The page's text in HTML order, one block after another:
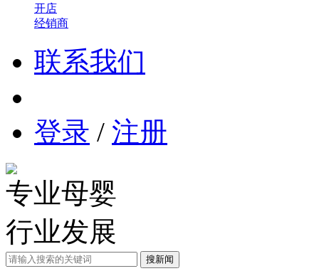
开店
经销商
联系我们
登录 / 注册
专业母婴
行业发展